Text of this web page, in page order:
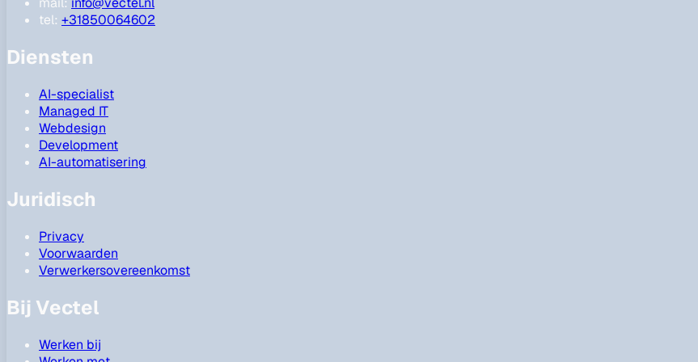
tel: +31850064602
Diensten
AI-specialist
Managed IT
Webdesign
Development
AI-automatisering
Juridisch
Privacy
Voorwaarden
Verwerkersovereenkomst
Bij Vectel
Werken bij